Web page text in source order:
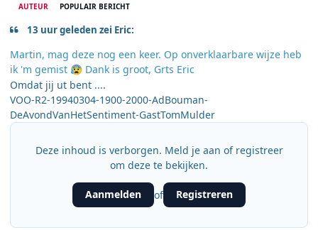
AUTEUR POPULAIR BERICHT
13 uur geleden zei Eric:
Martin, mag deze nog een keer. Op onverklaarbare wijze heb
ik 'm gemist 😰 Dank is groot, Grts Eric
Omdat jij ut bent ....
VOO-R2-19940304-1900-2000-AdBouman-
DeAvondVanHetSentiment-GastTomMulder
Deze inhoud is verborgen. Meld je aan of registreer
om deze te bekijken.
Aanmelden of Registreren